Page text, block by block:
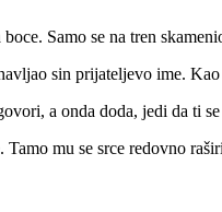
Samo se na tren
sin prijateljevo ime.
a onda doda, jedi da ti
Tamo mu se srce redovno